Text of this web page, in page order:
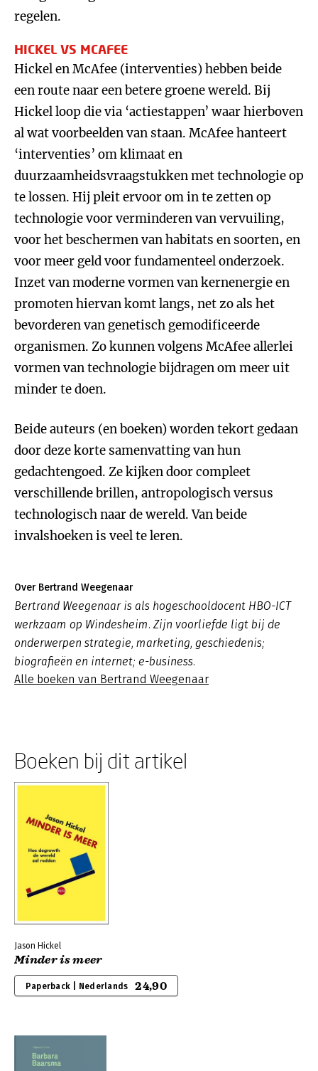
regelen.
HICKEL VS MCAFEE
Hickel en McAfee (interventies) hebben beide
een route naar een betere groene wereld. Bij
Hickel loop die via ‘actiestappen’ waar hierboven
al wat voorbeelden van staan. McAfee hanteert
‘interventies’ om klimaat en
duurzaamheidsvraagstukken met technologie op
te lossen. Hij pleit ervoor om in te zetten op
technologie voor verminderen van vervuiling,
voor het beschermen van habitats en soorten, en
voor meer geld voor fundamenteel onderzoek.
Inzet van moderne vormen van kernenergie en
promoten hiervan komt langs, net zo als het
bevorderen van genetisch gemodificeerde
organismen. Zo kunnen volgens McAfee allerlei
vormen van technologie bijdragen om meer uit
minder te doen.
Beide auteurs (en boeken) worden tekort gedaan
door deze korte samenvatting van hun
gedachtengoed. Ze kijken door compleet
verschillende brillen, antropologisch versus
technologisch naar de wereld. Van beide
invalshoeken is veel te leren.
Over Bertrand Weegenaar
Bertrand Weegenaar is als hogeschooldocent HBO-ICT
werkzaam op Windesheim. Zijn voorliefde ligt bij de
onderwerpen strategie, marketing, geschiedenis;
biografieën en internet; e-business.
Alle boeken van Bertrand Weegenaar
Boeken bij dit artikel
Jason Hickel
Minder is meer
Paperback | Nederlands 24,90